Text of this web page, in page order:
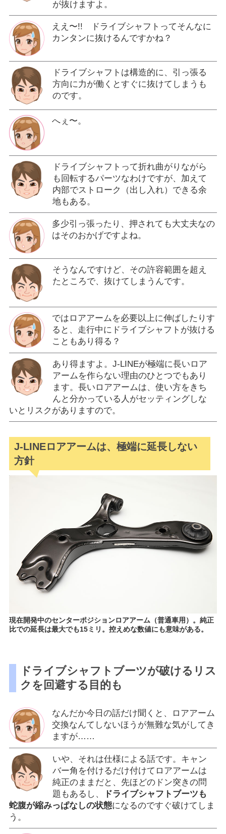
が抜けますよ。
ええ〜!! ドライブシャフトってそんなに
カンタンに抜けるんですかね？
ドライブシャフトは構造的に、引っ張る
方向に力が働くとすぐに抜けてしまうも
のです。
へぇ〜。
ドライブシャフトって折れ曲がりながら
も回転するパーツなわけですが、加えて
内部でストローク（出し入れ）できる余
地もある。
多少引っ張ったり、押されても大丈夫なの
はそのおかげですよね。
そうなんですけど、その許容範囲を超え
たところで、抜けてしまうんです。
ではロアアームを必要以上に伸ばしたりす
ると、走行中にドライブシャフトが抜ける
こともあり得る？
あり得ますよ。J-LINEが極端に長いロア
アームを作らない理由のひとつでもあり
ます。長いロアアームは、使い方をきち
んと分かっている人がセッティングしな
いとリスクがありますので。
J-LINEロアアームは、極端に延長しない
方針
現在開発中のセンターポジションロアアーム（普通車用）。純正
比での延長は最大でも15ミリ。控えめな数値にも意味がある。
ドライブシャフトブーツが破けるリス
クを回避する目的も
なんだか今日の話だけ聞くと、ロアアーム
交換なんてしないほうが無難な気がしてき
ますが……
いや、それは仕様による話です。キャン
バー角を付けるだけ付けてロアアームは
純正のままだと、先ほどのドン突きの問
題もあるし、
ドライブシャフトブーツも
蛇腹が縮みっぱなしの状態になるのですぐ破けてしま
う。